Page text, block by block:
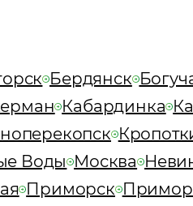
Бердянск
Кабардинка
Воды Москва
Приморск